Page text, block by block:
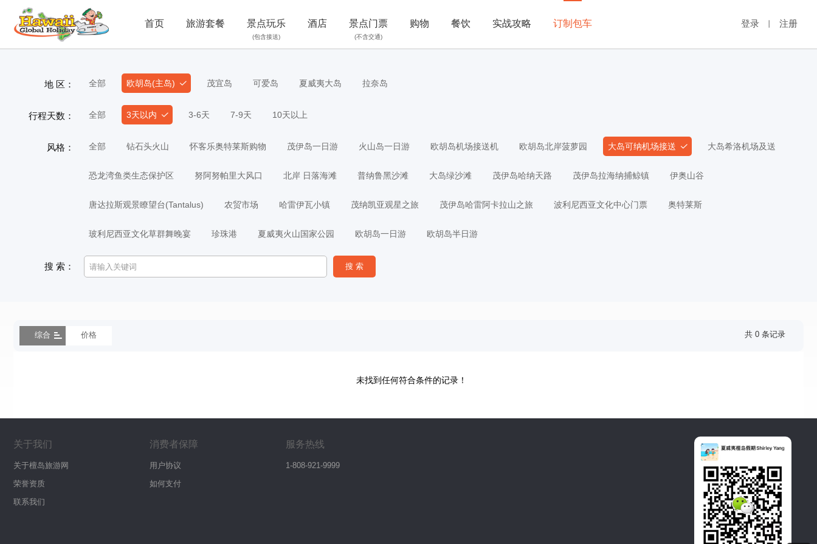
首页 旅游套餐 景点玩乐
(包含接送)
酒店 景点门票
(不含交通)
购物 餐饮 实战攻略 订制包车 登录 注册
地 区： 全部 欧胡岛(主岛) 茂宜岛 可爱岛 夏威夷大岛 拉奈岛
行程天数： 全部 3天以内 3-6天 7-9天 10天以上
风格： 全部 钻石头火山 怀客乐奥特莱斯购物 茂伊岛一日游 火山岛一日游 欧胡岛机场接送机 欧胡岛北岸菠萝园 大岛可纳机场接送 大岛希洛机场及送
恐龙湾鱼类生态保护区 努阿努帕里大风口 北岸 日落海滩 普纳鲁黑沙滩 大岛绿沙滩 茂伊岛哈纳天路 茂伊岛拉海纳捕鲸镇 伊奥山谷
唐达拉斯观景瞭望台(Tantalus) 农贸市场 哈雷伊瓦小镇 茂纳凯亚观星之旅 茂伊岛哈雷阿卡拉山之旅 波利尼西亚文化中心门票 奥特莱斯
玻利尼西亚文化草群舞晚宴 珍珠港 夏威夷火山国家公园 欧胡岛一日游 欧胡岛半日游
搜 索：
综合 价格 共 0 条记录
未找到任何符合条件的记录！
关于我们
关于檀岛旅游网
荣誉资质
联系我们
消费者保障
用户协议
如何支付
服务热线
1-808-921-9999